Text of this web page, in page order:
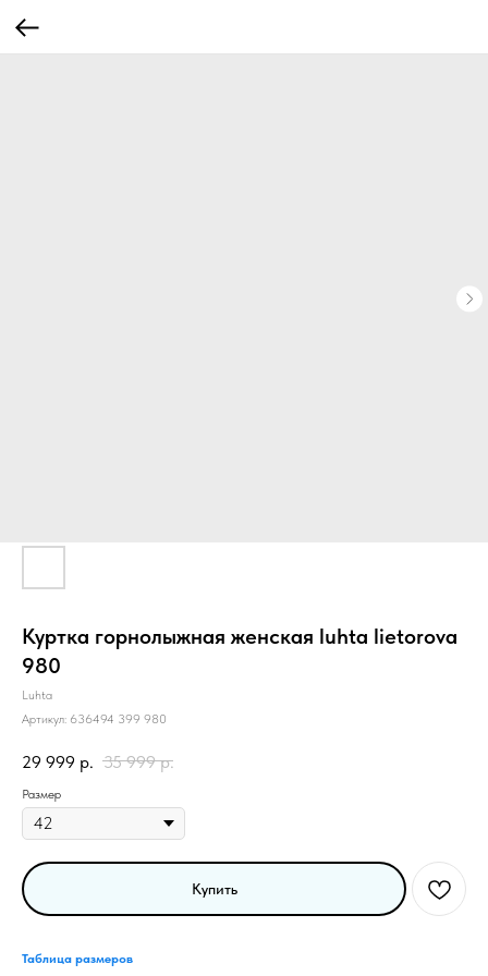
Куртка горнолыжная женская luhta lietorova
980
Luhta
Артикул: 636494 399 980
29 999 р. 35 999 р.
Размер
Купить
Таблица размеров